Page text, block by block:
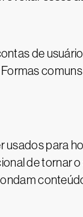
de
para
de tornar